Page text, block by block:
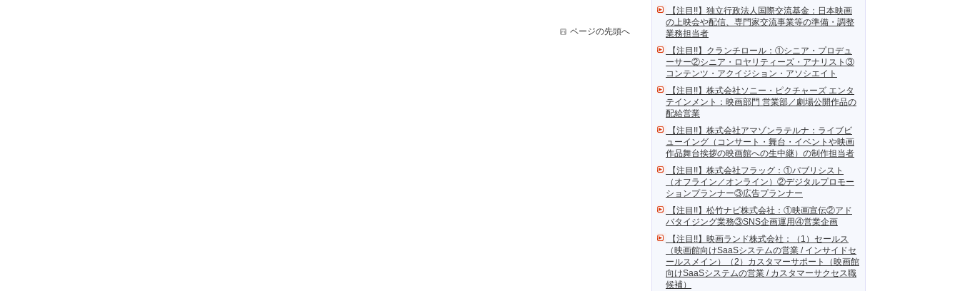
【注目!!】独立行政法人国際交流基金：日本映画
の上映会や配信、専門家交流事業等の準備・調整
業務担当者
【注目!!】クランチロール：①シニア・プロデュ
ーサー②シニア・ロヤリティーズ・アナリスト③
コンテンツ・アクイジション・アソシエイト
【注目!!】株式会社ソニー・ピクチャーズ エンタ
テインメント：映画部門 営業部／劇場公開作品の
配給営業
【注目!!】株式会社アマゾンラテルナ：ライブビ
ューイング（コンサート・舞台・イベントや映画
作品舞台挨拶の映画館への生中継）の制作担当者
【注目!!】株式会社フラッグ：①パブリシスト
（オフライン／オンライン）②デジタルプロモー
ションプランナー③広告プランナー
【注目!!】松竹ナビ株式会社：①映画宣伝②アド
バタイジング業務③SNS企画運用④営業企画
【注目!!】映画ランド株式会社：（1）セールス
（映画館向けSaaSシステムの営業 / インサイドセ
ールスメイン）（2）カスタマーサポート（映画館
向けSaaSシステムの営業 / カスタマーサクセス職
候補）
ページの先頭へ